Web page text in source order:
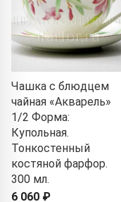
Чашка с блюдцем
чайная «Акварель»
1/2 Форма:
Купольная.
Тонкостенный
костяной фарфор.
300 мл.
6 060 ₽